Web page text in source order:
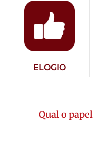
ELOGIO
Qual o